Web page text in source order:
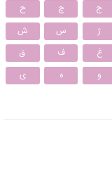
ج چ
ح
ژ س
ش
غ ف
ق
و ه ی